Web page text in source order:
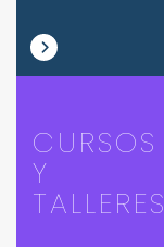
CURSOS
Y
TALLERES